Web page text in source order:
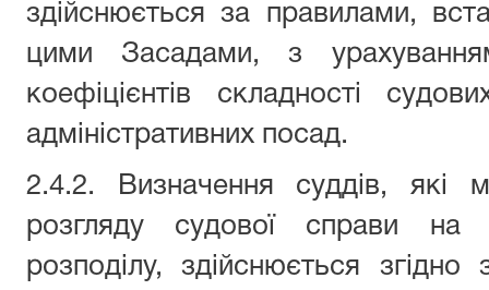
здійснюється за правилами,
цими Засадами, з
коефіцієнтів складності
адміністративних посад.
2.4.2. Визначення суддів, які
розгляду судової справи на
розподілу, здійснюється